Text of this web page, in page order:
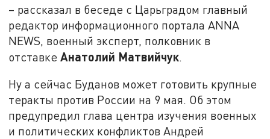
– рассказал в беседе с Царьградом главный
редактор информационного портала ANNA
NEWS, военный эксперт, полковник в
отставкеАнатолий Матвийчук.
Ну а сейчас Буданов может готовить крупные
теракты против России на 9 мая. Об этом
предупредил глава центра изучения военных
и политических конфликтов Андрей